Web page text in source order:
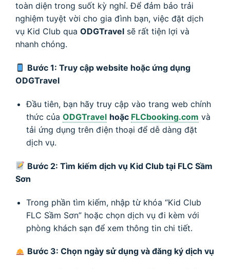
toàn diện trong suốt kỳ nghỉ. Để đảm bảo trải
nghiệm tuyệt vời cho gia đình bạn, việc đặt dịch
vụ Kid Club qua ODGTravel sẽ rất tiện lợi và
nhanh chóng.
Bước 1: Truy cập website hoặc ứng dụng
ODGTravel
Đầu tiên, bạn hãy truy cập vào trang web chính
thức của ODGTravel hoặc FLCbooking.com và
tải ứng dụng trên điện thoại để dễ dàng đặt
dịch vụ.
Bước 2: Tìm kiếm dịch vụ Kid Club tại FLC Sầm
Sơn
Trong phần tìm kiếm, nhập từ khóa “Kid Club
FLC Sầm Sơn” hoặc chọn dịch vụ đi kèm với
phòng khách sạn để xem thông tin chi tiết.
Bước 3: Chọn ngày sử dụng và đăng ký dịch vụ